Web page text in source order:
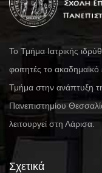
Το Τμήμα Ιατρικής
φοιτητές το
Τμήμα στην ανάπτυξη
Πανεπιστημίου
λειτουργεί στη Λάρισα.
Σχετικά